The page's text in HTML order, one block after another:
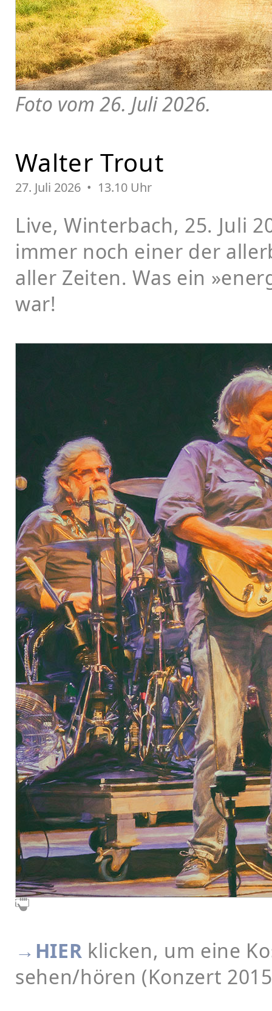
Foto vom 26. Juli 2026.
Walter Trout
27. Juli 2026 • 13.10 Uhr
Live, Winterbach, 25. Juli
immer noch einer der
aller Zeiten. Was ein
war!
→HIER klicken, um eine
sehen/hören (Konzert